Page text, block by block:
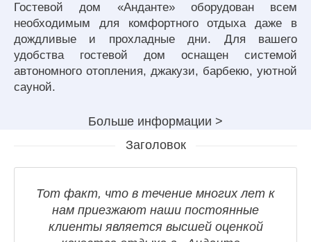
Гостевой дом «Анданте» оборудован всем
необходимым для комфортного отдыха даже в
дождливые и прохладные дни. Для вашего
удобства гостевой дом оснащен системой
автономного отопления, джакузи, барбекю, уютной
сауной.
Больше информации >
Заголовок
Тот факт, что в течение многих лет к
нам приезжают наши постоянные
клиенты является высшей оценкой